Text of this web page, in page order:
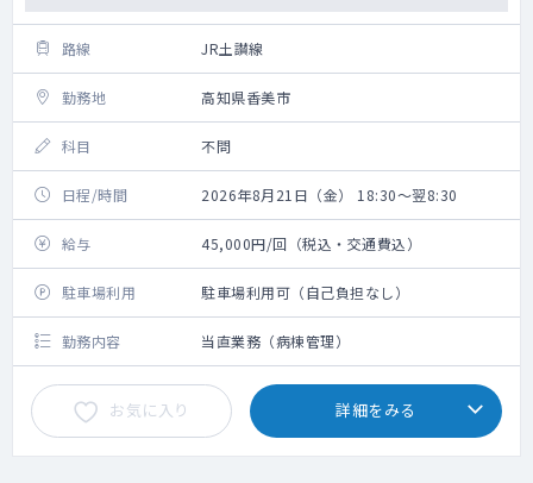
路線 JR土讃線
勤務地 高知県香美市
科目 不問
日程/時間 2026年8月21日（金） 18:30～翌8:30
給与 45,000円/回（税込・交通費込）
駐車場利用 駐車場利用可（自己負担なし）
勤務内容 当直業務（病棟管理）
お気に入り 詳細をみる